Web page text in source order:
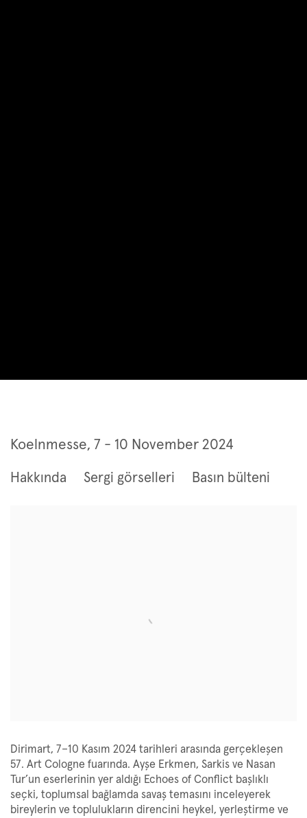
Art Cologne 2024
Koelnmesse, 7 - 10 November 2024
Hakkında Sergi görselleri Basın bülteni
Dirimart, 7–10 Kasım 2024 tarihleri arasında gerçekleşen
57. Art Cologne fuarında. Ayşe Erkmen, Sarkis ve Nasan
Tur’un eserlerinin yer aldığı Echoes of Conflict başlıklı
seçki, toplumsal bağlamda savaş temasını inceleyerek
bireylerin ve toplulukların direncini heykel, yerleştirme ve